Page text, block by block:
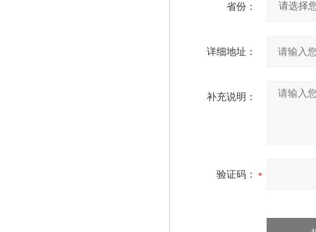
省份：
详细地址：
补充说明：
验证码：